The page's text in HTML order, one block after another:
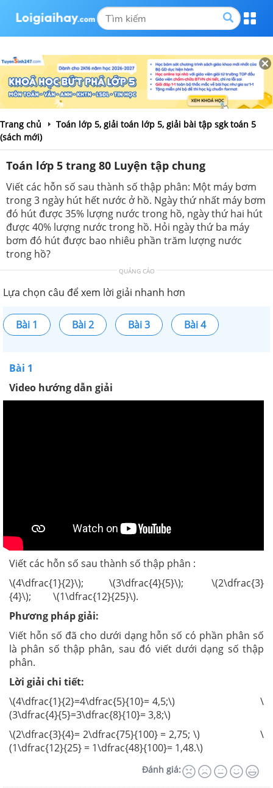
Trang chủ
Toán lớp 5, giải toán lớp 5, giải bài tập sgk toán 5
(sách mới)
Toán lớp 5 trang 80 Luyện tập chung
Viết các hỗn số sau thành số thập phân: Một máy bơm
trong 3 ngày hút hết nước ở hồ. Ngày thứ nhất máy bơm
đó hút được 35% lượng nước trong hồ, ngày thứ hai hút
được 40% lượng nước trong hồ. Hỏi ngày thứ ba máy
bơm đó hút được bao nhiêu phần trăm lượng nước
trong hồ?
QUẢNG CÁO
Lựa chọn câu để xem lời giải nhanh hơn
Bài 1 Bài 2 Bài 3 Bài 4
Bài 1
Video hướng dẫn giải
Viết các hỗn số sau thành số thập phân :
\(4\dfrac{1}{2}\); \(3\dfrac{4}{5}\); \(2\dfrac{3}
{4}\); \(1\dfrac{12}{25}\).
Phương pháp giải:
Viết hỗn số đã cho dưới dạng hỗn số có phần phân số
là phân số thập phân, sau đó viết dưới dạng số thập
phân.
Lời giải chi tiết:
\(4\dfrac{1}{2}=4\dfrac{5}{10}= 4,5;\) \
(3\dfrac{4}{5}=3\dfrac{8}{10}= 3,8;\)
\(2\dfrac{3}{4}= 2\dfrac{75}{100} = 2,75; \) \
(1\dfrac{12}{25} = 1\dfrac{48}{100}= 1,48.\)
Đánh giá: